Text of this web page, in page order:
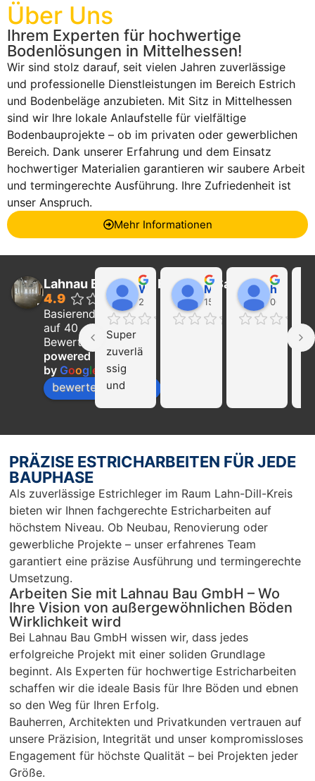
Über Uns
Ihrem Experten für hochwertige
Bodenlösungen in Mittelhessen!
Wir sind stolz darauf, seit vielen Jahren zuverlässige
und professionelle Dienstleistungen im Bereich Estrich
und Bodenbeläge anzubieten. Mit Sitz in Mittelhessen
sind wir Ihre lokale Anlaufstelle für vielfältige
Bodenbauprojekte – ob im privaten oder gewerblichen
Bereich. Dank unserer Erfahrung und dem Einsatz
hochwertiger Materialien garantieren wir saubere Arbeit
und termingerechte Ausführung. Ihre Zufriedenheit ist
unser Anspruch.
Mehr Informationen
Lahnau Bau GmbH Estrich & Sanierung
4.9
Basierend
auf 40
Bewertungen
powered
by Google
bewerte uns auf
Walter Wider
22:21 01 Feb 24
Super
zuverlä
ssig
und
Nur zu
empfeh
len…
Marcel Becker
15:39 31 Jan 24
hayat Nikolaeva
00:29 16
PRÄZISE ESTRICHARBEITEN FÜR JEDE
BAUPHASE
Als zuverlässige Estrichleger im Raum Lahn-Dill-Kreis
bieten wir Ihnen fachgerechte Estricharbeiten auf
höchstem Niveau. Ob Neubau, Renovierung oder
gewerbliche Projekte – unser erfahrenes Team
garantiert eine präzise Ausführung und termingerechte
Umsetzung.
Arbeiten Sie mit Lahnau Bau GmbH – Wo
Ihre Vision von außergewöhnlichen Böden
Wirklichkeit wird
Bei Lahnau Bau GmbH wissen wir, dass jedes
erfolgreiche Projekt mit einer soliden Grundlage
beginnt. Als Experten für hochwertige Estricharbeiten
schaffen wir die ideale Basis für Ihre Böden und ebnen
so den Weg für Ihren Erfolg.
Bauherren, Architekten und Privatkunden vertrauen auf
unsere Präzision, Integrität und unser kompromissloses
Engagement für höchste Qualität – bei Projekten jeder
Größe.